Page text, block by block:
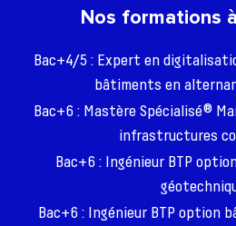
Entreprises
Une question ?
Nos formations
Bac+4/5 : Expert en
bâtiments en
Bac+6 : Mastère Spécialisé®
infrastructures
Bac+6 : Ingénieur BTP
Bac+6 : Ingénieur BTP option